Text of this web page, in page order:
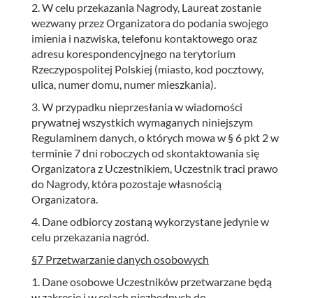
2. W celu przekazania Nagrody, Laureat zostanie
wezwany przez Organizatora do podania swojego
imienia i nazwiska, telefonu kontaktowego oraz
adresu korespondencyjnego na terytorium
Rzeczypospolitej Polskiej (miasto, kod pocztowy,
ulica, numer domu, numer mieszkania).
3. W przypadku nieprzesłania w wiadomości
prywatnej wszystkich wymaganych niniejszym
Regulaminem danych, o których mowa w § 6 pkt 2 w
terminie 7 dni roboczych od skontaktowania się
Organizatora z Uczestnikiem, Uczestnik traci prawo
do Nagrody, która pozostaje własnością
Organizatora.
4. Dane odbiorcy zostaną wykorzystane jedynie w
celu przekazania nagród.
§7 Przetwarzanie danych osobowych
1. Dane osobowe Uczestników przetwarzane będą